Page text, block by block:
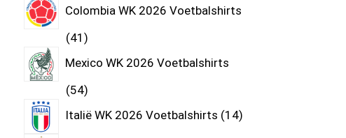
Colombia WK 2026 Voetbalshirts
41
Mexico WK 2026 Voetbalshirts
54
Italië WK 2026 Voetbalshirts 14